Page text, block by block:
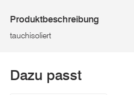
Produktbeschreibung
tauchisoliert
Dazu passt